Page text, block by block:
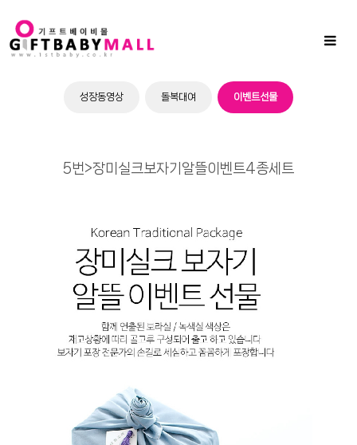
Toggle
Promotion
성장동영상 돌복대여 이벤트선물
5번>장미실크보자기알뜰이벤트4종세트